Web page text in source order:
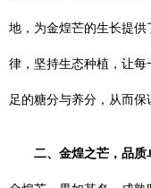
地，为金煌芒的生长提
律，坚持生态种植，让
足的糖分与养分，从而保
二、金煌之芒，品质